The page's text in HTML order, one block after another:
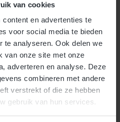
van cookies
en advertenties te
voor social media te bieden
te analyseren. Ook delen we
van onze site met onze
adverteren en analyse. Deze
combineren met andere
verstrekt of die ze hebben
gebruik van hun services.
nieuwe en zeer effectieve
trainingaan.
hoogwerker certificaat halen
door heel het land.
in 1 uur!